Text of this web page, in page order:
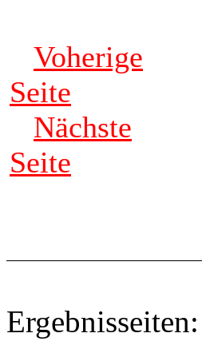
Voherige
Seite
Nächste
Seite
Ergebnisseiten: